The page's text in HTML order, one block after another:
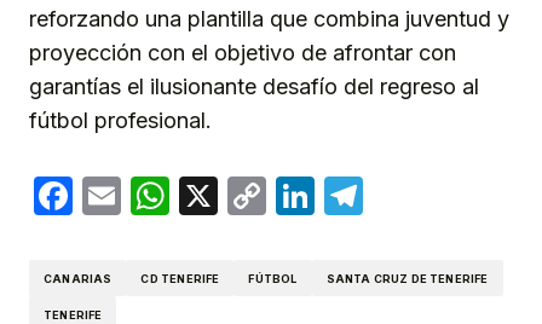
reforzando una plantilla que combina juventud y
proyección con el objetivo de afrontar con
garantías el ilusionante desafío del regreso al
fútbol profesional.
Facebook
EmailWhatsApp
X
CopyLinkedIn
CANARIAS CD TENERIFE FÚTBOL SANTA CRUZ DE TENERIFE
TENERIFE